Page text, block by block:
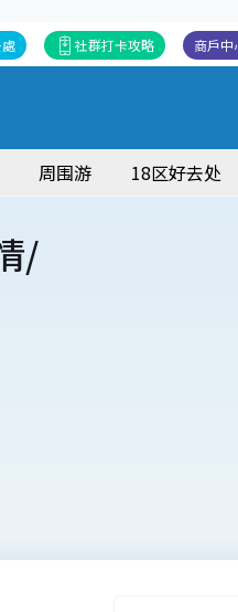
商戶中
社群打卡攻略
周围游 18区好去处
/